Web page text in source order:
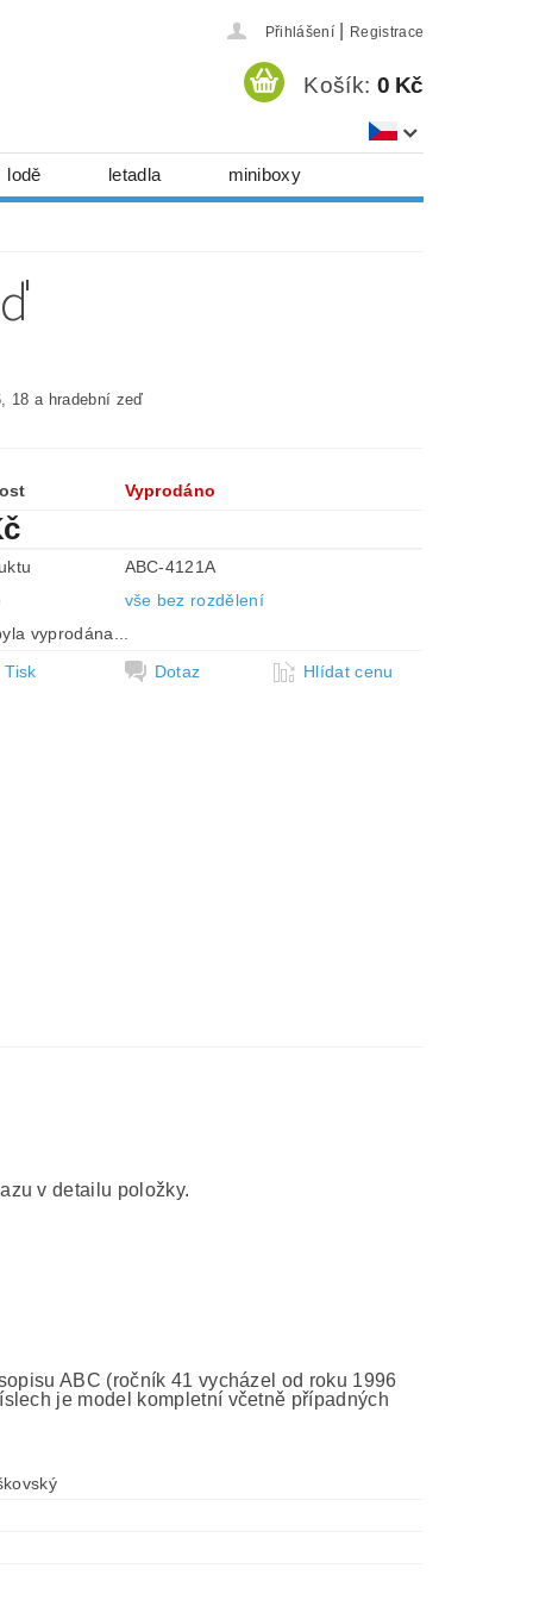
Přihlášení Registrace
Košík: 0 Kč
lodě letadla miniboxy
18 a hradební zeď
Vyprodáno
ABC-4121A
vše bez rozdělení
vyprodána...
Tisk
Dotaz Hlídat cenu
v detailu položky.
ABC (ročník 41 vycházel od roku 1996
je model kompletní včetně případných